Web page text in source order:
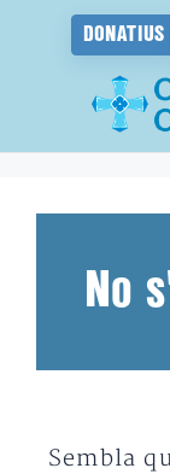
DONATIUS
No
Sembla